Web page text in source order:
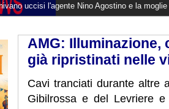
Nino Agostino e la moglie Ida
AMG:
già ripristinati nelle
Cavi tranciati durante altre
Gibilrossa e del Levriere